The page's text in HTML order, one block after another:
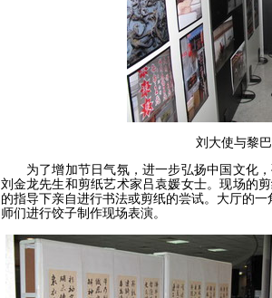
刘大使与黎
为了增加节日气氛，进一步弘扬中国文化，
刘金龙先生和剪纸艺术家吕袁媛女士。现场的
的指导下亲自进行书法或剪纸的尝试。大厅的
师们进行饺子制作现场表演。